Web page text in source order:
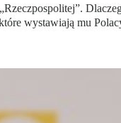
wystawiają mu